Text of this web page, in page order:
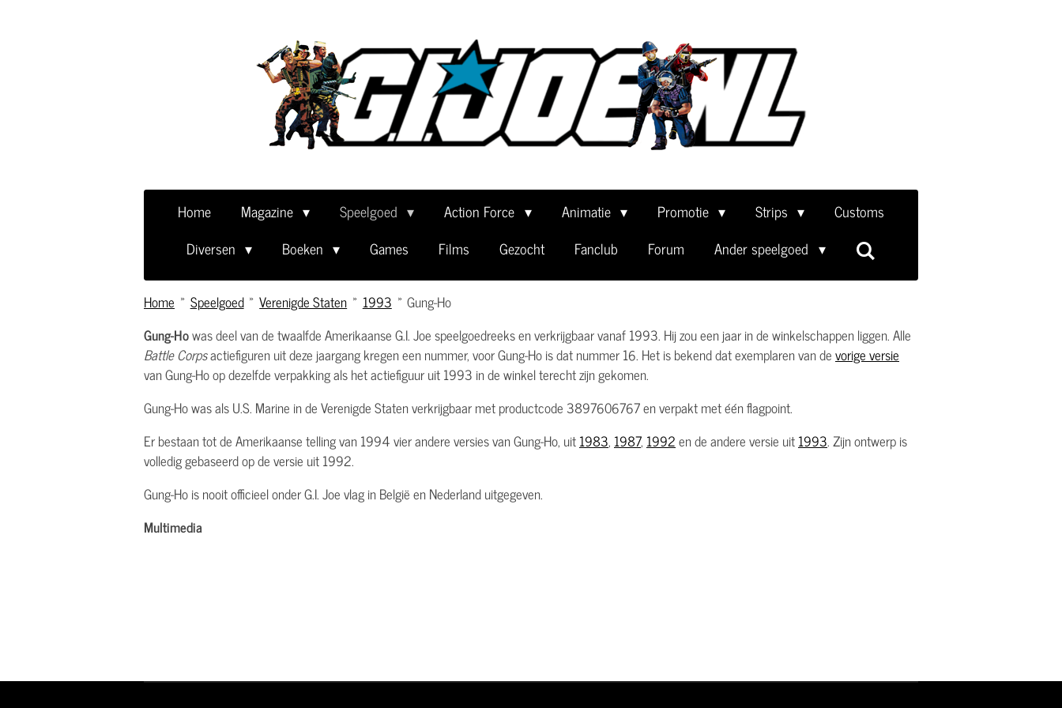
Home Magazine Speelgoed Action Force Animatie Promotie Strips
Customs
Diversen
Boeken Games Films Gezocht Fanclub Forum Ander speelgoed
Home » Speelgoed » Verenigde Staten » 1993 » Gung-Ho
Gung-Howas deel van de twaalfde Amerikaanse G.I. Joe speelgoedreeks en verkrijgbaar vanaf 1993. Hij zou een jaar in de winkelschappen liggen. Alle
Battle Corpsactiefiguren uit deze jaargang kregen een nummer, voor Gung-Ho is dat nummer 16. Het is bekend dat exemplaren van devorige versie
van Gung-Ho op dezelfde verpakking als het actiefiguur uit 1993 in de winkel terecht zijn gekomen.
Gung-Ho was als U.S. Marine in de Verenigde Staten verkrijgbaar met productcode 3897606767 en verpakt met één flagpoint.
Er bestaan tot de Amerikaanse telling van 1994 vier andere versies van Gung-Ho, uit1983, 1987, 1992en de andere versie uit1993. Zijn ontwerp is
volledig gebaseerd op de versie uit 1992.
Gung-Ho is nooit officieel onder G.I. Joe vlag in België en Nederland uitgegeven.
Multimedia